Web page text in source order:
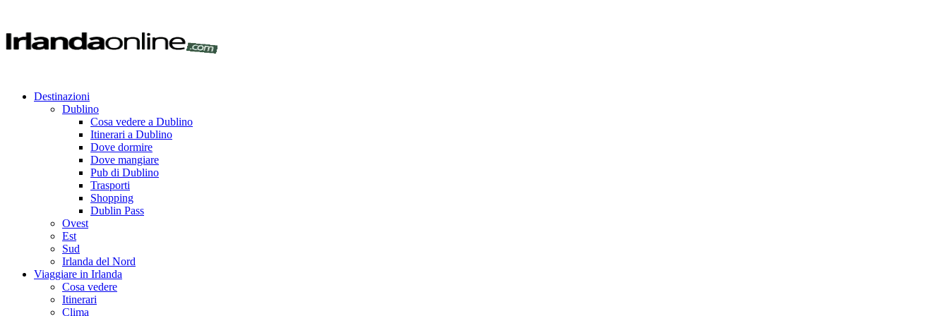
Destinazioni
Dublino
Cosa vedere a Dublino
Itinerari a Dublino
Dove dormire
Dove mangiare
Pub di Dublino
Trasporti
Shopping
Dublin Pass
Ovest
Est
Sud
Irlanda del Nord
Viaggiare in Irlanda
Cosa vedere
Itinerari
Clima